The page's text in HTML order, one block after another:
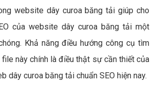
website dây curoa băng tải giúp cho
của website dây curoa băng tải một
Khả năng điều hướng công cụ tìm
file này chính là điều thật sự cần thiết của
dây curoa băng tải chuẩn SEO hiện nay.